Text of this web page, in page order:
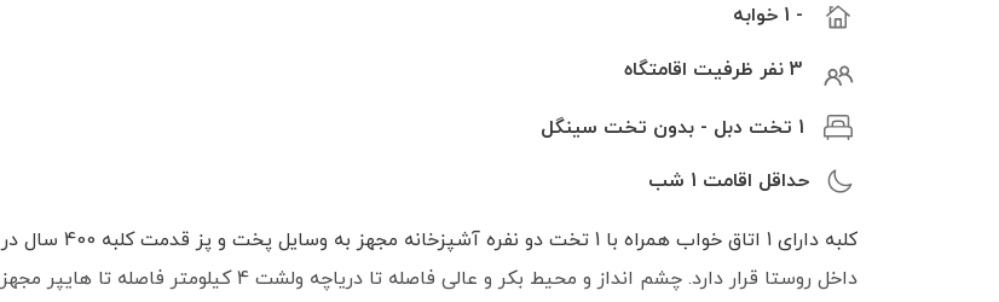
- 1 خوابه
3 نفر ظرفیت اقامتگاه
1 تخت دبل - بدون تخت سینگل
حداقل اقامت 1 شب
کلبه دارای 1 اتاق خواب همراه با 1 تخت دو نفره آشپزخانه مجهز به وسایل پخت و پز قدمت کلبه 400 سال در
داخل روستا قرار دارد. چشم انداز و محیط بکر و عالی فاصله تا دریاچه ولشت 4 کیلومتر فاصله تا هایپر مجهز